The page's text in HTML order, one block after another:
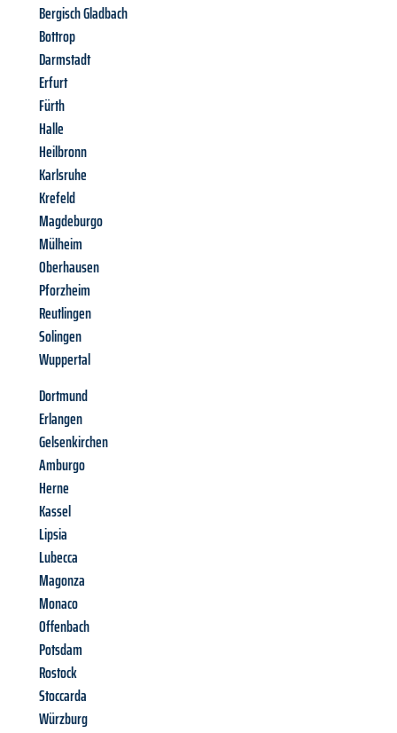
Bergisch Gladbach
Bottrop
Darmstadt
Erfurt
Fürth
Halle
Heilbronn
Karlsruhe
Krefeld
Magdeburgo
Mülheim
Oberhausen
Pforzheim
Reutlingen
Solingen
Wuppertal
Dortmund
Erlangen
Gelsenkirchen
Amburgo
Herne
Kassel
Lipsia
Lubecca
Magonza
Monaco
Offenbach
Potsdam
Rostock
Stoccarda
Würzburg